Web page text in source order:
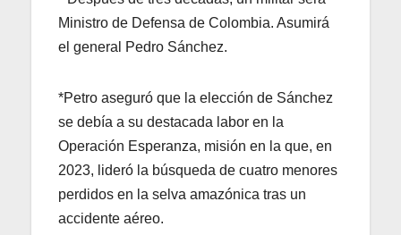
Ministro de Defensa de Colombia. Asumirá
el general Pedro Sánchez.
*Petro aseguró que la elección de Sánchez
se debía a su destacada labor en la
Operación Esperanza, misión en la que, en
2023, lideró la búsqueda de cuatro menores
perdidos en la selva amazónica tras un
accidente aéreo.